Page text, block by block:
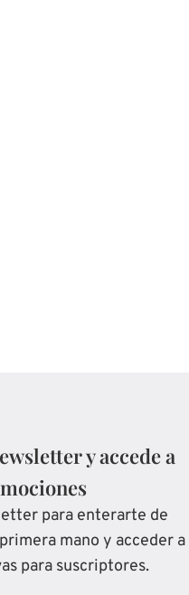
y accede a
para enterarte de
mano y acceder a
para suscriptores.